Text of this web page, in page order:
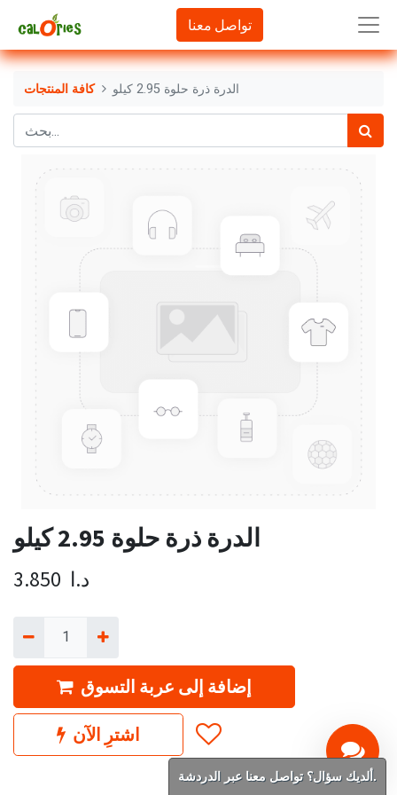
تواصل معنا
كافة المنتجات الدرة ذرة حلوة 2.95 كيلو
الدرة ذرة حلوة 2.95 كيلو
3.850 د.ا
إضافة إلى عربة التسوق
اشترِ الآن
ألديك سؤال؟ تواصل معنا عبر الدردشة.